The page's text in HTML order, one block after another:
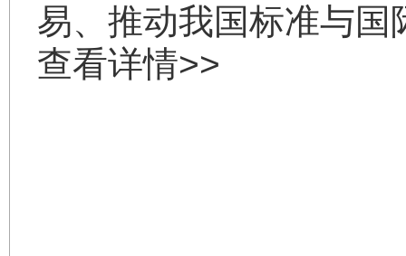
易、推动我国标准与国
查看详情>>